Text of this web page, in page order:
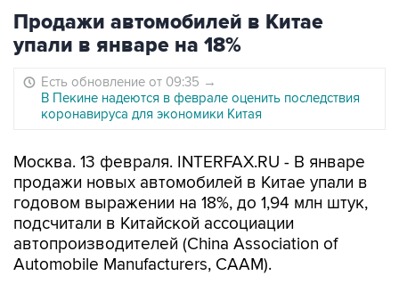
Продажи автомобилей в Китае
упали в январе на 18%
Есть обновление от 09:35 →
В Пекине надеются в феврале оценить последствия
коронавируса для экономики Китая
Москва. 13 февраля. INTERFAX.RU - В январе
продажи новых автомобилей в Китае упали в
годовом выражении на 18%, до 1,94 млн штук,
подсчитали в Китайской ассоциации
автопроизводителей (China Association of
Automobile Manufacturers, CAAM).